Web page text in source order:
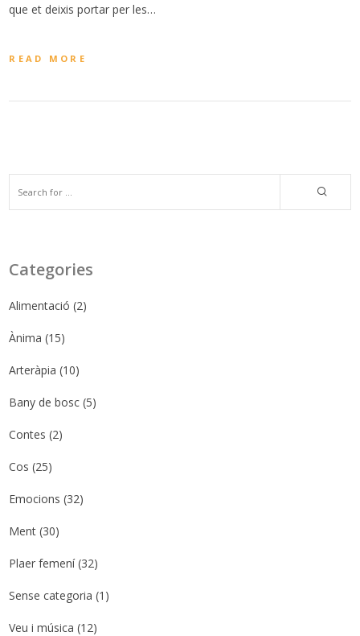
que et deixis portar per les…
READ MORE
Categories
Alimentació (2)
Ànima (15)
Arteràpia (10)
Bany de bosc (5)
Contes (2)
Cos (25)
Emocions (32)
Ment (30)
Plaer femení(32)
Sense categoria (1)
Veu i música (12)